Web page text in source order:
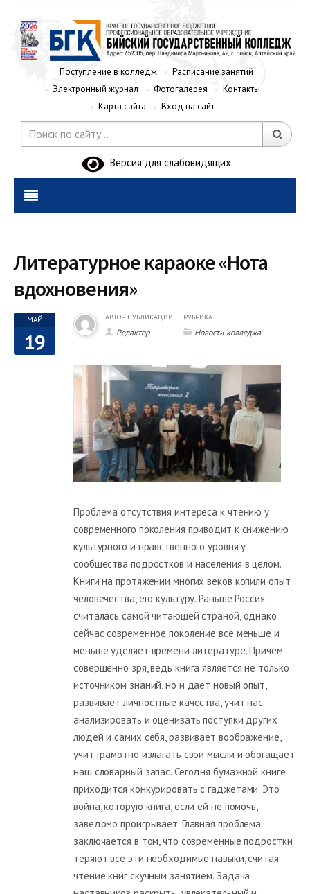
Поступление в колледж
Расписание занятий
Электронный журнал
Фотогалерея
Контакты
Карта сайта
Вход на сайт
Версия для слабовидящих
Литературное караоке «Нота
вдохновения»
МАЙ
19
АВТОР ПУБЛИКАЦИИ
Редактор
РУБРИКА
Новости колледжа
Проблема отсутствия интереса к чтению у
современного поколения приводит к снижению
культурного и нравственного уровня у
сообщества подростков и населения в целом.
Книги на протяжении многих веков копили опыт
человечества, его культуру. Раньше Россия
считалась самой читающей страной, однако
сейчас современное поколение всё меньше и
меньше уделяет времени литературе. Причём
совершенно зря, ведь книга является не только
источником знаний, но и даёт новый опыт,
развивает личностные качества, учит нас
анализировать и оценивать поступки других
людей и самих себя, развивает воображение,
учит грамотно излагать свои мысли и обогащает
наш словарный запас. Сегодня бумажной книге
приходится конкурировать с гаджетами. Это
война, которую книга, если ей не помочь,
заведомо проигрывает. Главная проблема
заключается в том, что современные подростки
теряют все эти необходимые навыки, считая
чтение книг скучным занятием. Задача